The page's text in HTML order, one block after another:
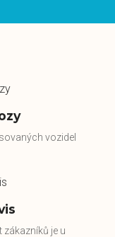
vozidel
je u